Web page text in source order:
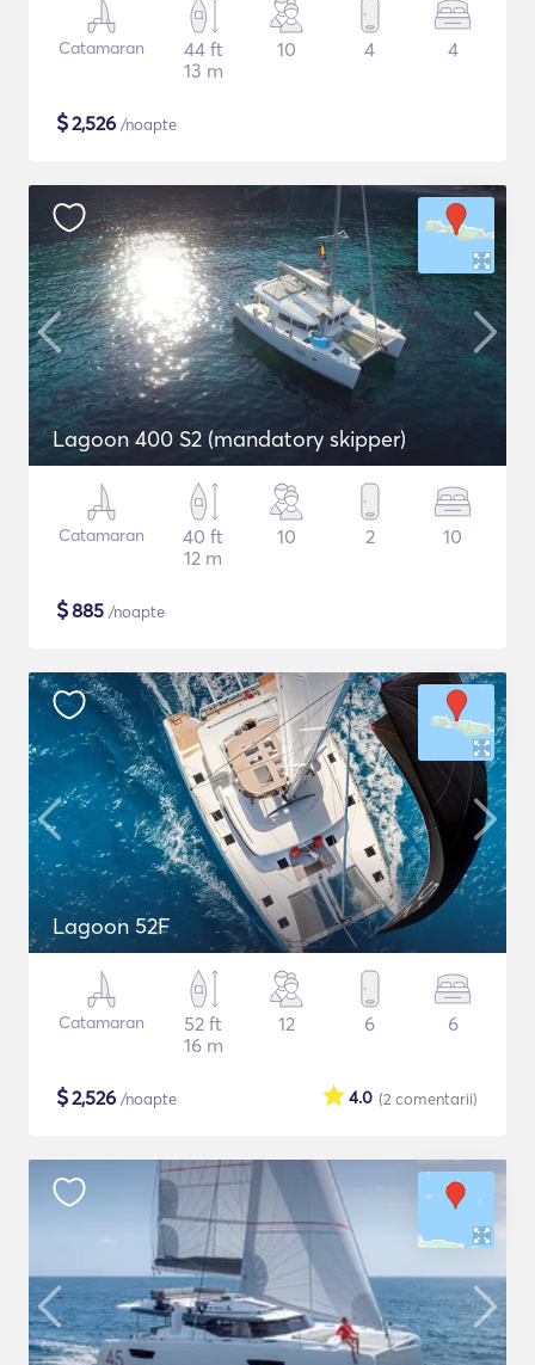
Catamaran
44 ft
13 m
10 4 4
$2,526 /noapte
Lagoon 400 S2 (mandatory skipper)
Catamaran
40 ft
12 m
10 2 10
$885 /noapte
Lagoon 52F
Catamaran
52 ft
16 m
12 6 6
$2,526 /noapte (2 comentarii)
4.0